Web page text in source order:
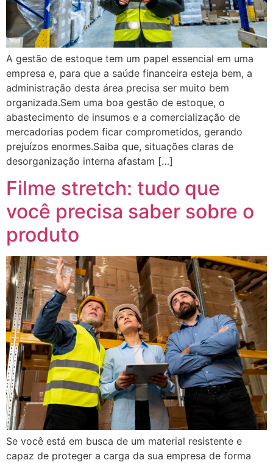
A gestão de estoque tem um papel essencial em uma
empresa e, para que a saúde financeira esteja bem, a
administração desta área precisa ser muito bem
organizada.Sem uma boa gestão de estoque, o
abastecimento de insumos e a comercialização de
mercadorias podem ficar comprometidos, gerando
prejuízos enormes.Saiba que, situações claras de
desorganização interna afastam […]
Filme stretch: tudo que
você precisa saber sobre o
produto
Se você está em busca de um material resistente e
capaz de proteger a carga da sua empresa de forma